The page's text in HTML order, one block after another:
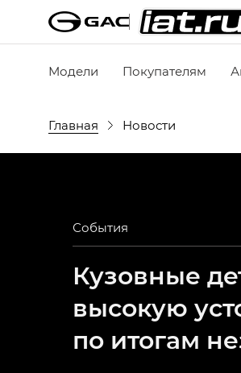
Модели Покупателям
Главная Новости
События
Кузовные
высокую
по итогам